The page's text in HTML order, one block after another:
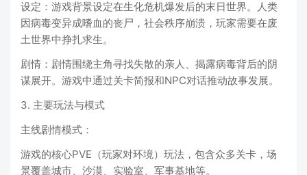
设定：游戏背景设定在生化危机爆发后的末日世界。人类
因病毒变异成嗜血的丧尸，社会秩序崩溃，玩家需要在废
土世界中挣扎求生。
剧情：剧情围绕主角寻找失散的亲人、揭露病毒背后的阴
谋展开。游戏中通过关卡简报和NPC对话推动故事发展。
3. 主要玩法与模式
主线剧情模式：
游戏的核心PVE（玩家对环境）玩法，包含众多关卡，场
景覆盖城市、沙漠、实验室、军事基地等。